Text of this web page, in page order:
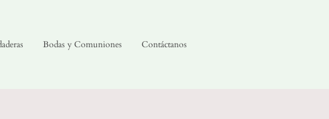
Bodas y Comuniones Contáctanos